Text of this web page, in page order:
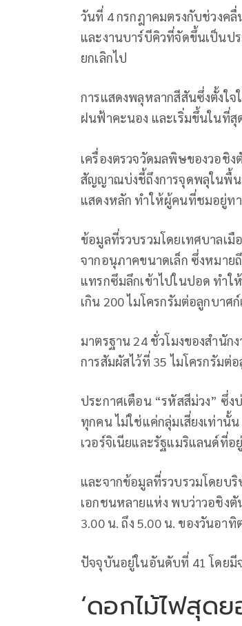
วันที่ 4 กรกฎาคมตรงกับช่วงค
และงานบาร์บีคิวที่จัดขึ้นเป็นป
ยกเลิกไป
การแสดงพลุหลากสีสันซึ่งตั้งใจ
ฝนฟ้าคะนอง และเริ่มขึ้นในที่สุ
เครื่องตรวจวัดมลพิษของวอชิ
สัญญาณบ่งชี้ถึงการจุดพลุในพื้น
แสดงหลัก ทำให้ผู้คนที่ชมอยู่ทา
ข้อมูลที่รวบรวมโดยเทศบาลเ
จากอนุภาคขนาดเล็ก ซึ่งหมาย
แทรกซึมลึกเข้าไปในปอด ทำใ
เกิน 200 ไมโครกรัมต่อลูกบา
มาตรฐาน 24 ชั่วโมงของสำนัก
การสัมผัสไว้ที่ 35 ไมโครกรัมต่
ประกาศเตือน “รหัสสีม่วง” ซึ่
ทุกคน ไม่ใช่แค่กลุ่มเสี่ยงเท่านั้
เวอร์จิเนียและรัฐแมริแลนด์ที่อ
และจากข้อมูลที่รวบรวมโดยบ
เอกชนหลายแห่ง พบว่าวอชิง
3.00 น. ถึง 5.00 น. ของวันอา
ปัจจุบันอยู่ในอันดับที่ 41 โดยมี
‘ดอกไม้ไฟสุดย